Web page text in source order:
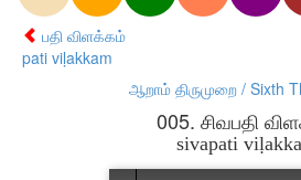
பதி விளக்கம்
pati viḷakkam
ஆறாம் திருமுறை / Sixth
005. சிவபதி
sivapati